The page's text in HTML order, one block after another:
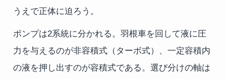
うえで正体に迫ろう。
ポンプは2系統に分かれる。羽根車を回して液に圧
力を与えるのが非容積式（ターボ式）、一定容積内
の液を押し出すのが容積式である。選び分けの軸は